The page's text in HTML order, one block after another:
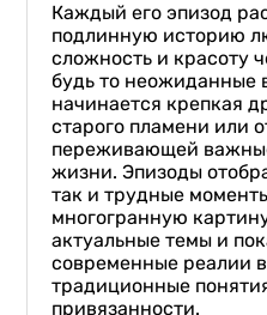
Каждый его эпизод
подлинную историю
сложность и красоту
будь то неожиданные
начинается крепкая
старого пламени или
переживающей
жизни. Эпизоды
так и трудные
многогранную
актуальные темы и
современные реалии
традиционные
привязанности.